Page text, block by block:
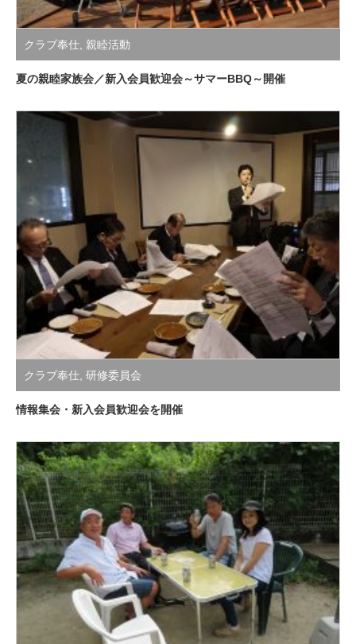
クラブ奉仕 親睦活動
夏の親睦家族会／新入会員歓迎会～サマーBBQ～開催
クラブ奉仕 研修委員会
情報集会・新入会員歓迎会を開催